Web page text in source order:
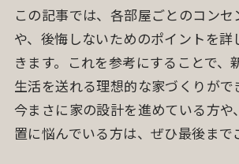
この記事では、各部屋ごとのコン
や、後悔しないためのポイントを詳
きます。これを参考にすることで、
生活を送れる理想的な家づくりがで
今まさに家の設計を進めている方や
置に悩んでいる方は、ぜひ最後まで